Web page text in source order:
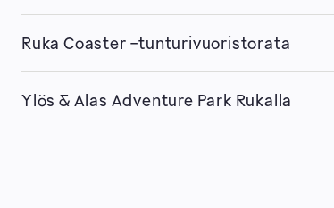
Ruka Coaster -tunturivuoristorata
Ylös & Alas Adventure Park Rukalla